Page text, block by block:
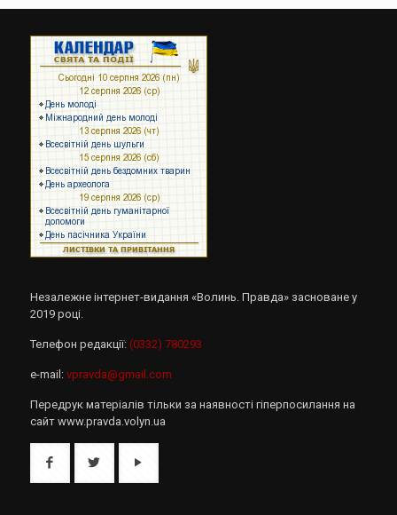
Незалежне інтернет-видання «Волинь. Правда» засноване у
2019 році.
Телефон редакції: (0332) 780293
e-mail: vpravda@gmail.com
Передрук матеріалів тільки за наявності гіперпосилання на
сайт www.pravda.volyn.ua